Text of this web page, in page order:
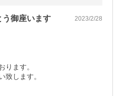
う御座います 2023/2/28
ります。
致します。